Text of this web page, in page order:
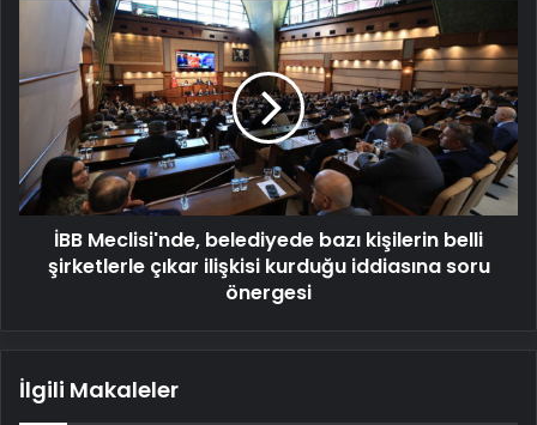
Meclisi'nde,
belediyede
bazı
kişilerin
şirketlerle
çıkar
ilişkisi
kurduğu
iddiasına
İBB Meclisi'nde, belediyede bazı kişilerin belli
şirketlerle çıkar ilişkisi kurduğu iddiasına soru
önergesi
İlgili Makaleler